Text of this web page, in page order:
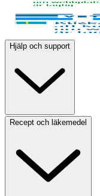
Hjälp och support
Recept och läkemedel